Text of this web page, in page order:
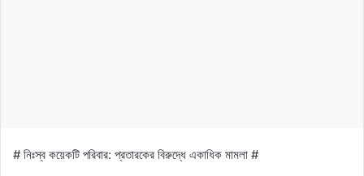
# নিঃস্ব কয়েকটি পরিবার: প্রতারকের বিরুদ্ধে একাধিক মামলা #